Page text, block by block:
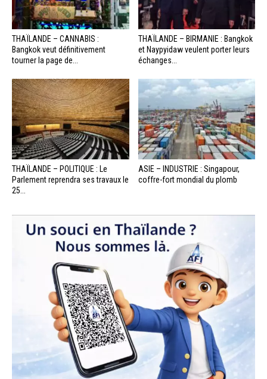
THAÏLANDE – CANNABIS :
Bangkok veut définitivement
tourner la page de...
THAÏLANDE – BIRMANIE : Bangkok
et Naypyidaw veulent porter leurs
échanges...
THAÏLANDE – POLITIQUE : Le
Parlement reprendra ses travaux le
25...
ASIE – INDUSTRIE : Singapour,
coffre-fort mondial du plomb